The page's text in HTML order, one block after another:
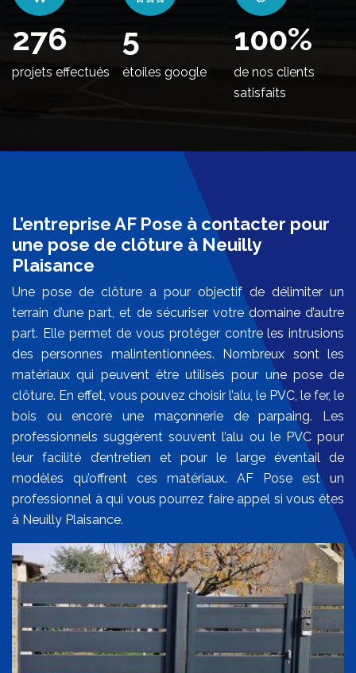
330
projets effectués
5
étoiles google
100%
de nos clients
satisfaits
L’entreprise AF Pose à contacter pour
une pose de clôture à Neuilly
Plaisance
Une pose de clôture a pour objectif de délimiter un
terrain d’une part, et de sécuriser votre domaine d’autre
part. Elle permet de vous protéger contre les intrusions
des personnes malintentionnées. Nombreux sont les
matériaux qui peuvent être utilisés pour une pose de
clôture. En effet, vous pouvez choisir l’alu, le PVC, le fer, le
bois ou encore une maçonnerie de parpaing. Les
professionnels suggèrent souvent l’alu ou le PVC pour
leur facilité d’entretien et pour le large éventail de
modèles qu’offrent ces matériaux. AF Pose est un
professionnel à qui vous pourrez faire appel si vous êtes
à Neuilly Plaisance.